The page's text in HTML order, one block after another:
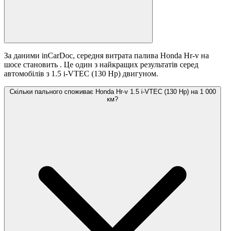
За даними inCarDoc, середня витрата палива Honda Hr-v на
шосе становить . Це один з найкращих результатів серед
автомобілів з 1.5 i-VTEC (130 Hp) двигуном.
Скільки пального споживає Honda Hr-v 1.5 i-VTEC (130 Hp) на 1 000
км?